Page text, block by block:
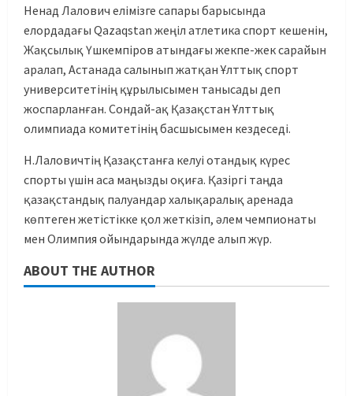
Ненад Лалович елімізге сапары барысында
елордадағы Qazaqstan жеңіл атлетика спорт кешенін,
Жақсылық Үшкемпіров атындағы жекпе-жек сарайын
аралап, Астанада салынып жатқан Ұлттық спорт
университетінің құрылысымен танысады деп
жоспарланған. Сондай-ақ Қазақстан Ұлттық
олимпиада комитетінің басшысымен кездеседі.
Н.Лаловичтің Қазақстанға келуі отандық күрес
спорты үшін аса маңызды оқиға. Қазіргі таңда
қазақстандық палуандар халықаралық аренада
көптеген жетістікке қол жеткізіп, әлем чемпионаты
мен Олимпия ойындарында жүлде алып жүр.
ABOUT THE AUTHOR